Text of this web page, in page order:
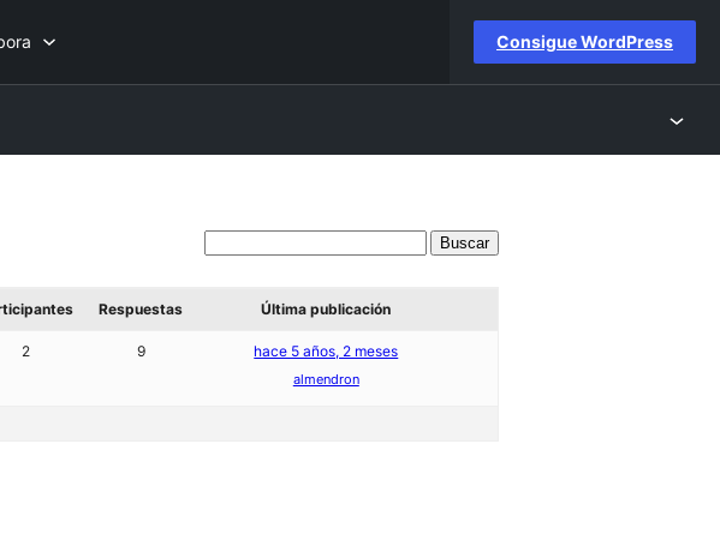
Consigue WordPress
Respuestas Última publicación
2 9 hace 5 años, 2 meses
almendron